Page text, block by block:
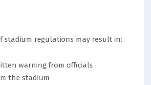
stadium regulations may result in:
warning from officials
the stadium